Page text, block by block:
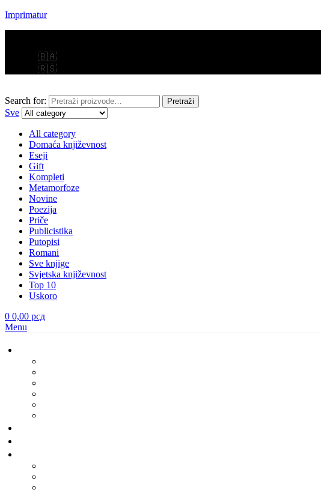
Imprimatur
🇧🇦
🇷🇸
Search for: Pretraži
Sve
All category
Domaća književnost
Eseji
Gift
Kompleti
Metamorfoze
Novine
Poezija
Priče
Publicistika
Putopisi
Romani
Sve knjige
Svjetska književnost
Top 10
Uskoro
0 0,00 рсд
Menu